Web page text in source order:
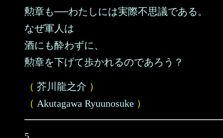
勲章も──わたしには実際不思議である。
なぜ軍人は
酒にも酔わずに、
勲章を下げて歩かれるのであろう？
（ 芥川龍之介 ）
（ Akutagawa Ryuunosuke ）